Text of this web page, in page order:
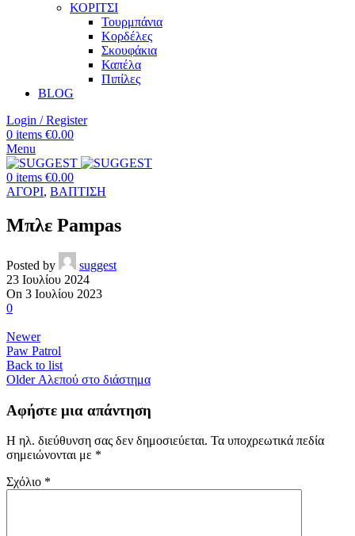
ΚΟΡΙΤΣΙ
Τουρμπάνια
Κορδέλες
Σκουφάκια
Καπέλα
Πιπίλες
BLOG
Login / Register
0 items €0.00
Menu
0 items €0.00
ΑΓΟΡΙ, ΒΑΠΤΙΣΗ
Μπλε Pampas
Posted by
suggest
23 Ιουλίου 2024
On 3 Ιουλίου 2023
0
Newer
Paw Patrol
Back to list
Older Αλεπού στο διάστημα
Αφήστε μια απάντηση
Η ηλ. διεύθυνση σας δεν δημοσιεύεται. Τα υποχρεωτικά πεδία
σημειώνονται με *
Σχόλιο *